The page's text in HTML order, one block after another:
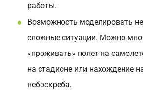
работы.
Возможность моделировать
сложные ситуации. Можно
«проживать» полет на
на стадионе или нахождение
небоскреба.